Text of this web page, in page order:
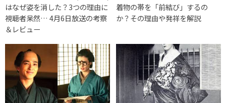
はなぜ姿を消した？3つの理由に
視聴者呆然… 4月6日放送の考察
＆レビュー
着物の帯を「前結び」するの
か？その理由や発祥を解説